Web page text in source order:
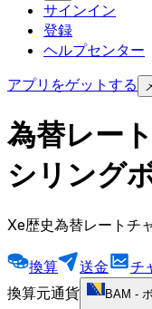
サインイン
登録
ヘルプセンター
アプリをゲットする
為替レー
シリング
Xe歴史為替レートチ
換算 送金 チ
換算元通貨
BAM -